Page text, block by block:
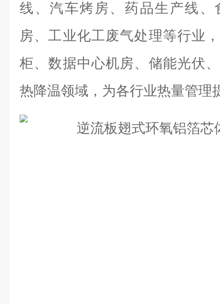
线、汽车烤房、药品生产线、
房、工业化工废气处理等行业
柜、数据中心机房、储能光伏
热降温领域，为各行业热量管理